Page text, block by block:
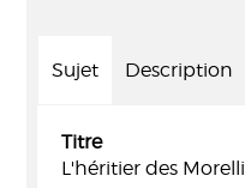
Sujet Description
Titre
L'héritier des Morelli